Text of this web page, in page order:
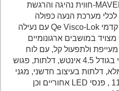
MAVERICK SPORT 1000 DPS-חווית נהיגה והרגשת
לכלי מערכת הנעה כפולה
2WD\4WD עם דיפרנציאל קדמי Qe Visco-Lok עם נעילה
מצויד במושבים ארגונומיים
ולתפעול קל, עם לוח
שעונים דיגיטאלי רב תכליתי בגודל 4.5 אינטש, דלתות, פגוש
דלתות בעיצוב חדשני, מגני
בוץ, זוג פנסים קדמיים 110W , פנסי LED אחוריים וכן